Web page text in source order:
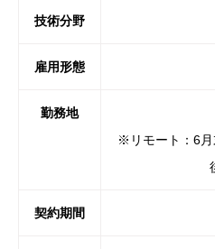
技術分野
雇用形態
勤務地
※リモート：6
契約期間